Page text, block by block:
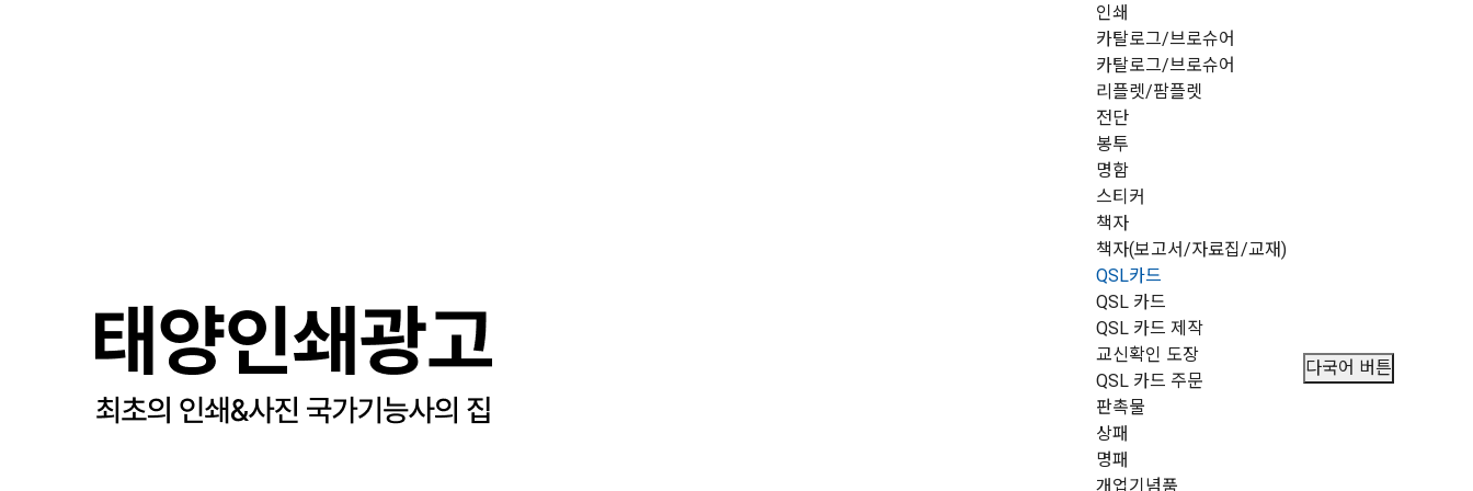
인쇄
카탈로그/브로슈어
카탈로그/브로슈어
리플렛/팜플렛
전단
봉투
명함
스티커
책자
책자(보고서/자료집/교재)
QSL카드
QSL 카드
QSL 카드 제작
교신확인 도장
QSL 카드 주문
판촉물
상패
명패
개업기념품
다국어 버튼